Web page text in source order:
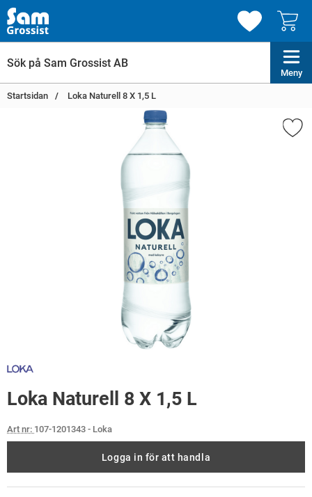
Meny
Startsidan Loka Naturell 8 X 1,5 L
Loka Naturell 8 X 1,5 L
Art nr: 107-1201343 - Loka
Logga in för att handla